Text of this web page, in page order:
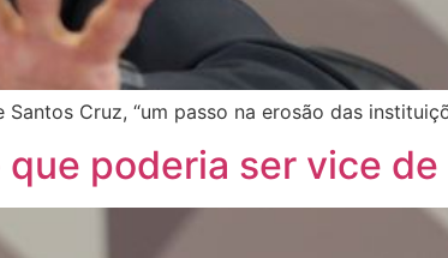
Cruz, “um passo na erosão das
poderia ser vice de